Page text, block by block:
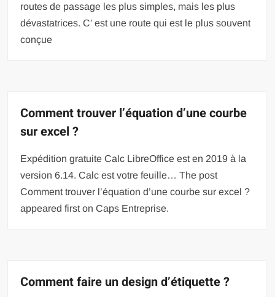
routes de passage les plus simples, mais les plus
dévastatrices. C’ est une route qui est le plus souvent
conçue
Comment trouver l’équation d’une courbe
sur excel ?
Expédition gratuite Calc LibreOffice est en 2019 à la
version 6.14. Calc est votre feuille… The post
Comment trouver l’équation d’une courbe sur excel ?
appeared first on Caps Entreprise.
Comment faire un design d’étiquette ?